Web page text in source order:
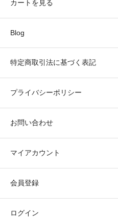
カートを見る
Blog
特定商取引法に基づく表記
プライバシーポリシー
お問い合わせ
マイアカウント
会員登録
ログイン